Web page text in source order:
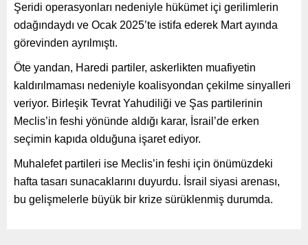
Şeridi operasyonları nedeniyle hükümet içi gerilimlerin
odağındaydı ve Ocak 2025’te istifa ederek Mart ayında
görevinden ayrılmıştı.
Öte yandan, Haredi partiler, askerlikten muafiyetin
kaldırılmaması nedeniyle koalisyondan çekilme sinyalleri
veriyor. Birleşik Tevrat Yahudiliği ve Şas partilerinin
Meclis’in feshi yönünde aldığı karar, İsrail’de erken
seçimin kapıda olduğuna işaret ediyor.
Muhalefet partileri ise Meclis’in feshi için önümüzdeki
hafta tasarı sunacaklarını duyurdu. İsrail siyasi arenası,
bu gelişmelerle büyük bir krize sürüklenmiş durumda.